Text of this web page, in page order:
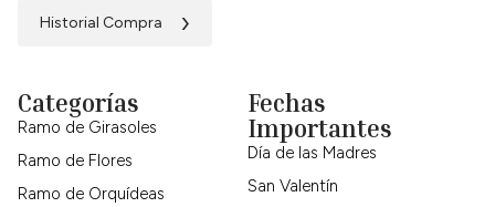
Historial Compra ›
Categorías
Ramo de Girasoles
Ramo de Flores
Ramo de Orquídeas
Fechas
Importantes
Día de las Madres
San Valentín